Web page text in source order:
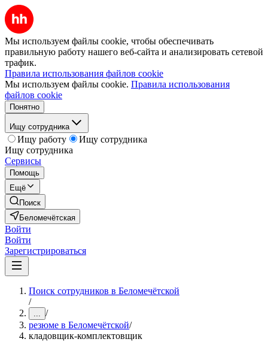
Мы используем файлы cookie, чтобы обеспечивать
правильную работу нашего веб-сайта и анализировать сетевой
трафик.
Правила использования файлов cookie
Мы используем файлы cookie. Правила использования
файлов cookie
Понятно
Ищу сотрудника
Ищу работу
Ищу сотрудника
Ищу сотрудника
Сервисы
Помощь
Ещё
Поиск
Беломечётская
Войти
Войти
Зарегистрироваться
Поиск сотрудников в Беломечётской
/
... /
резюме в Беломечётской/
кладовщик-комплектовщик